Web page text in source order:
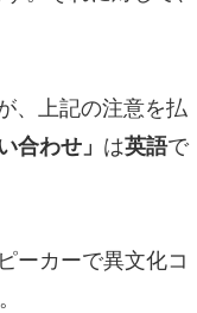
、上記の注意を払
合わせ」 は英語で
ーカーで異文化コ